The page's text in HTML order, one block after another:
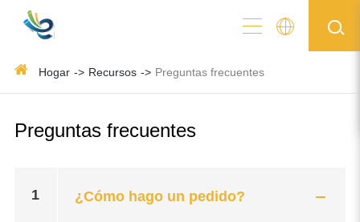
Hogar Recursos Preguntas frecuentes
Preguntas frecuentes
1 ¿Cómo hago un pedido?